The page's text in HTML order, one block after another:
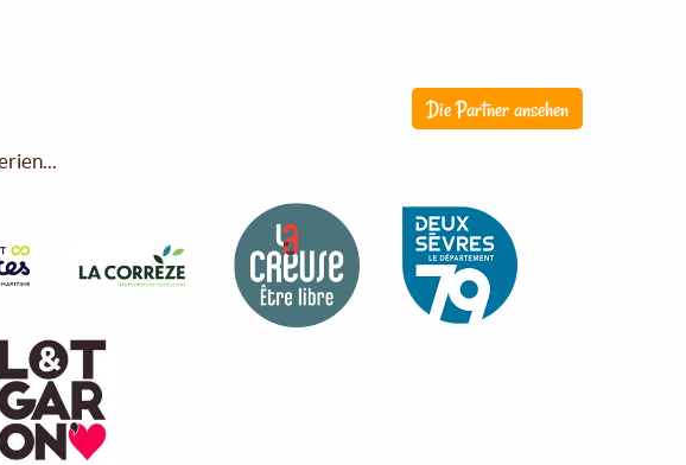
Die Partner ansehen